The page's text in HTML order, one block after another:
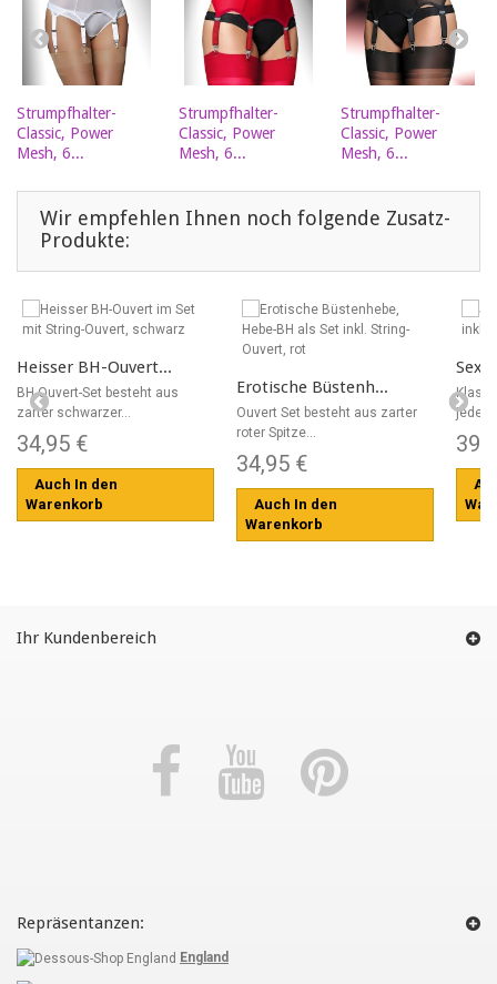
Strumpfhalter-
Classic, Power
Mesh, 6...
Strumpfhalter-
Classic, Power
Mesh, 6...
Strumpfhalter-
Classic, Power
Mesh, 6...
Wir empfehlen Ihnen noch folgende Zusatz-
Produkte:
Heisser BH-Ouvert...
BH Ouvert-Set besteht aus
zarter schwarzer...
34,95 €
Auch In den
Warenkorb
Erotische Büstenh...
Ouvert Set besteht aus zarter
roter Spitze...
34,95 €
Auch In den
Warenkorb
Sexy
jeden
Ihr Kundenbereich
Repräsentanzen:
England